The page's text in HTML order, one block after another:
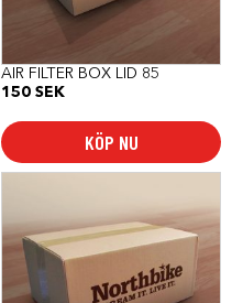
AIR FILTER BOX LID 85
150 SEK
KÖP NU